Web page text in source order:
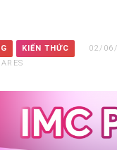
KIẾN THỨC
02/